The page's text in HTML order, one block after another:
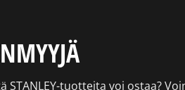
STANLEY-tuotteita voi ostaa?